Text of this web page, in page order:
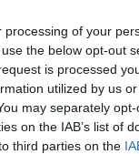
of your
the below opt-out
is processed
utilized by us
may separately
on the IAB’s list of
third parties on the
a Kossuth térről
részvételére is